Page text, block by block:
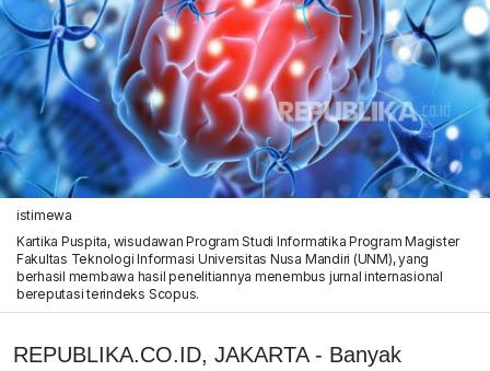
istimewa
Kartika Puspita, wisudawan Program Studi Informatika Program Magister
Fakultas Teknologi Informasi Universitas Nusa Mandiri (UNM), yang
berhasil membawa hasil penelitiannya menembus jurnal internasional
bereputasi terindeks Scopus.
REPUBLIKA.CO.ID, JAKARTA - Banyak